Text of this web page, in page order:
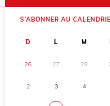
S’ABONNER AU
D L M
26 27 28
2 3 4